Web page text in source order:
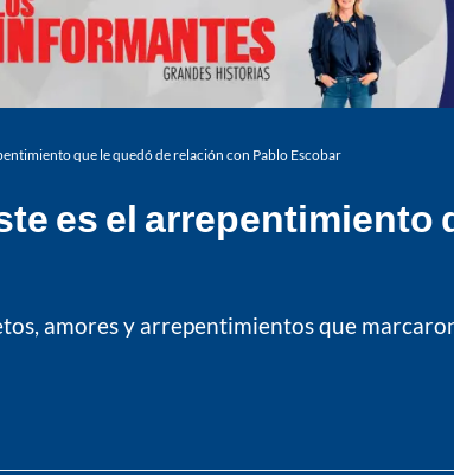
que le quedó de relación con Pablo Escobar
es el arrepentimiento
amores y arrepentimientos que